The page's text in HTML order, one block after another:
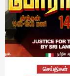
செய்திகள்